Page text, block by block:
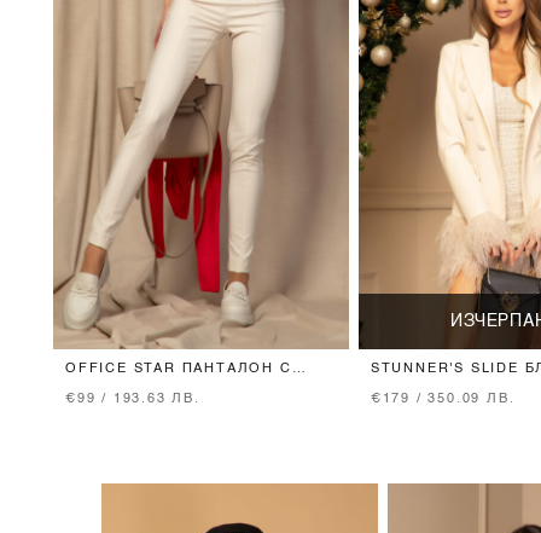
OFFICE STAR ПАНТАЛОН С
€99 / 193.63 ЛВ.
STUNNER'S SLIDE
BEIGE
€179 / 350.09 ЛВ.